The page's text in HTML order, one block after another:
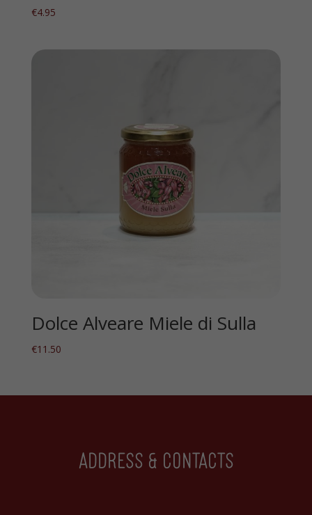
€4.95
Dolce Alveare Miele di Sulla
€11.50
Address & contacts